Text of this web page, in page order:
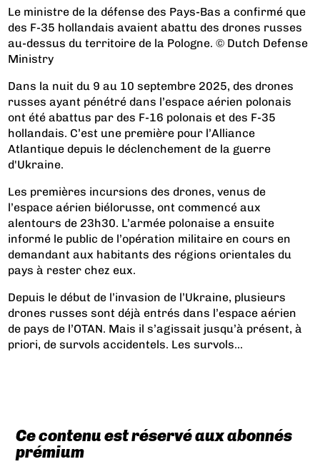
Le ministre de la défense des Pays-Bas a confirmé que
des F-35 hollandais avaient abattu des drones russes
au-dessus du territoire de la Pologne. © Dutch Defense
Ministry
Dans la nuit du 9 au 10 septembre 2025, des drones
russes ayant pénétré dans l’espace aérien polonais
ont été abattus par des F-16 polonais et des F-35
hollandais. C’est une première pour l’Alliance
Atlantique depuis le déclenchement de la guerre
d'Ukraine.
Les premières incursions des drones, venus de
l’espace aérien biélorusse, ont commencé aux
alentours de 23h30. L’armée polonaise a ensuite
informé le public de l’opération militaire en cours en
demandant aux habitants des régions orientales du
pays à rester chez eux.
Depuis le début de l’invasion de l’Ukraine, plusieurs
drones russes sont déjà entrés dans l’espace aérien
de pays de l’OTAN. Mais il s’agissait jusqu’à présent, à
priori, de survols accidentels. Les survols...
Ce contenu est réservé aux abonnés
prémium